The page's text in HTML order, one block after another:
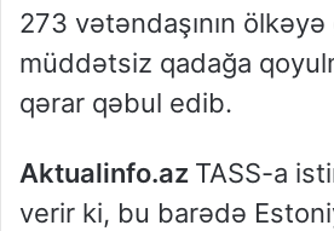
273 vətəndaşının
müddətsiz qadağa
qərar qəbul edib.
Aktualinfo.az TASS-a
verir ki, bu barədə